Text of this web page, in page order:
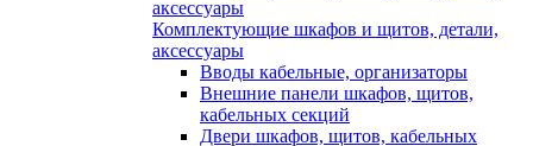
аксессуары
Комплектующие шкафов и щитов, детали,
аксессуары
Вводы кабельные, организаторы
Внешние панели шкафов, щитов,
кабельных секций
Двери шкафов, щитов, кабельных